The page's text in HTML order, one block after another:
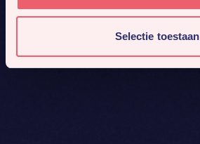
Selectie toestaan